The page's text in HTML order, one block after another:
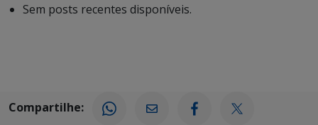
Sem posts recentes disponíveis.
Compartilhe: